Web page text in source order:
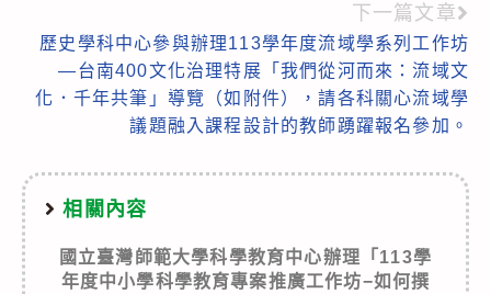
下一篇文章
歷史學科中心參與辦理113學年度流域學系列工作坊
—台南400文化治理特展「我們從河而來：流域文
化．千年共筆」導覽（如附件），請各科關心流域學
議題融入課程設計的教師踴躍報名參加。
相關內容
國立臺灣師範大學科學教育中心辦理「113學
年度中小學科學教育專案推廣工作坊−如何撰